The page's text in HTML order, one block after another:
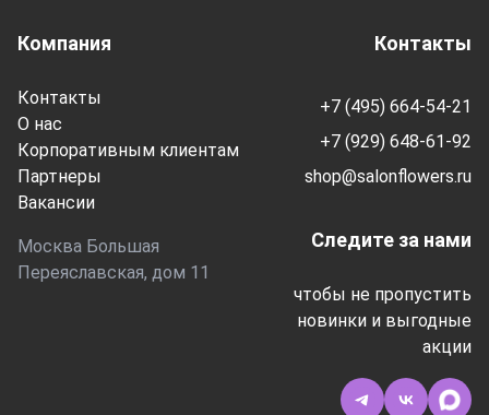
Компания
Контакты
О нас
Корпоративным клиентам
Партнеры
Вакансии
Москва Большая
Переяславская, дом 11
Контакты
+7 (495) 664-54-21
+7 (929) 648-61-92
shop@salonflowers.ru
Следите за нами
чтобы не пропустить
новинки и выгодные
акции